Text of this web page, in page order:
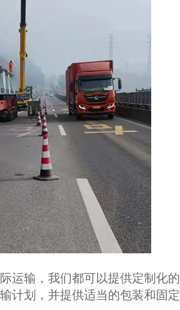
输，我们都可以提供定制化的
计划，并提供适当的包装和固定